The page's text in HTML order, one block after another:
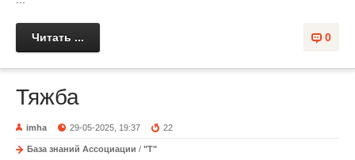
0
Читать ...
Тяжба
imha 29-05-2025, 19:37 22
База знаний Ассоциации / "Т"